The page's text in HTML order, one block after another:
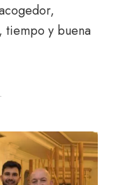
tiempo y buena